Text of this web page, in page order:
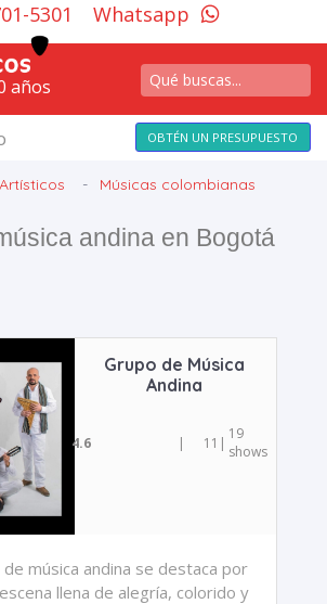
5301 Whatsapp
años
OBTÉN UN PRESUPUESTO
Músicas colombianas
andina en Bogotá
Grupo de Música
Andina
4.6 | 11 | 19
shows
música andina se destaca por
llena de alegría, colorido y